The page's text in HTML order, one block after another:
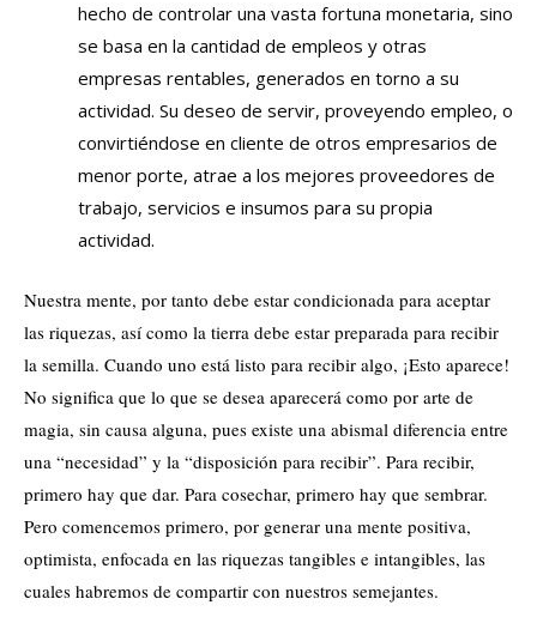
hecho de controlar una vasta fortuna monetaria, sino
se basa en la cantidad de empleos y otras
empresas rentables, generados en torno a su
actividad. Su deseo de servir, proveyendo empleo, o
convirtiéndose en cliente de otros empresarios de
menor porte, atrae a los mejores proveedores de
trabajo, servicios e insumos para su propia
actividad.
Nuestra mente, por tanto debe estar condicionada para aceptar
las riquezas, así como la tierra debe estar preparada para recibir
la semilla. Cuando uno está listo para recibir algo, ¡Esto aparece!
No significa que lo que se desea aparecerá como por arte de
magia, sin causa alguna, pues existe una abismal diferencia entre
una “necesidad” y la “disposición para recibir”. Para recibir,
primero hay que dar. Para cosechar, primero hay que sembrar.
Pero comencemos primero, por generar una mente positiva,
optimista, enfocada en las riquezas tangibles e intangibles, las
cuales habremos de compartir con nuestros semejantes.